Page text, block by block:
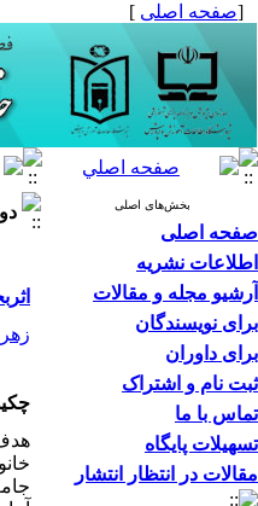
[صفحه اصلی ]
بخش‌های اصلی
صفحه اصلی
اطلاعات نشریه
آرشیو مجله و مقالات
برای نویسندگان
برای داوران
ثبت نام و اشتراک
تماس با ما
تسهیلات پایگاه
مقالات در انتظار انتشار
دوره ۲۲،